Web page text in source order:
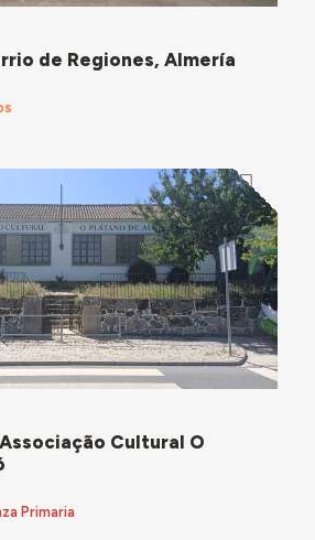
de Regiones, Almería
Cultural O
Primaria